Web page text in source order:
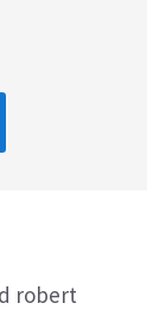
robert